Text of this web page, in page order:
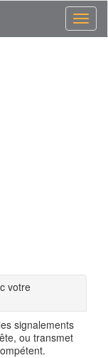
votre
signalements
ou transmet